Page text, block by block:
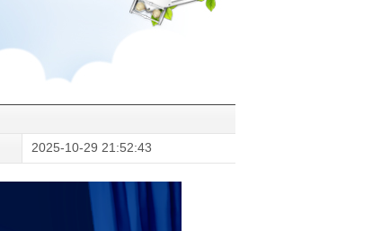
2025-10-29 21:52:43